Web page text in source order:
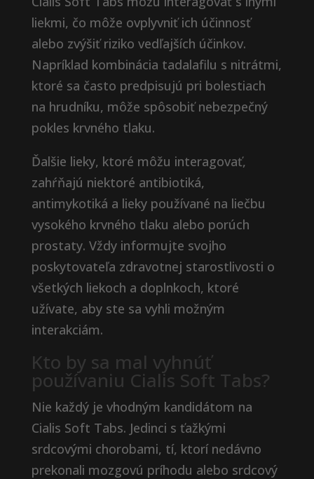
liekmi, čo môže ovplyvniť ich účinnosť
alebo zvýšiť riziko vedľajších účinkov.
Napríklad kombinácia tadalafilu s nitrátmi,
ktoré sa často predpisujú pri bolestiach
na hrudníku, môže spôsobiť nebezpečný
pokles krvného tlaku.
Ďalšie lieky, ktoré môžu interagovať,
zahŕňajú niektoré antibiotiká,
antimykotiká a lieky používané na liečbu
vysokého krvného tlaku alebo porúch
prostaty. Vždy informujte svojho
poskytovateľa zdravotnej starostlivosti o
všetkých liekoch a doplnkoch, ktoré
užívate, aby ste sa vyhli možným
interakciám.
Kto by sa mal vyhnúť
používaniu Cialis Soft Tabs?
Nie každý je vhodným kandidátom na
Cialis Soft Tabs. Jedinci s ťažkými
srdcovými chorobami, tí, ktorí nedávno
prekonali mozgovú príhodu alebo srdcový